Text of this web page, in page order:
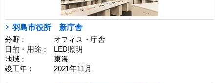
羽島市役所 新庁舎
分野：
オフィス・庁舎
目的・用途：
LED照明
地域：
東海
竣工年：
2021年11月